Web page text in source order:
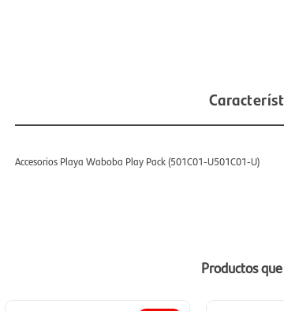
Accesorios Playa Waboba Play Pack (501C01-U501C01-U)
Productos